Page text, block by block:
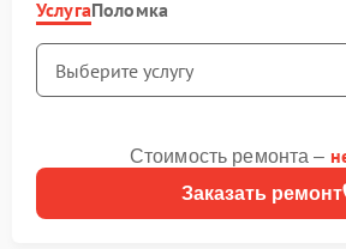
УслугаПоломка
Заказать ремонт
Стоимость ремонта –